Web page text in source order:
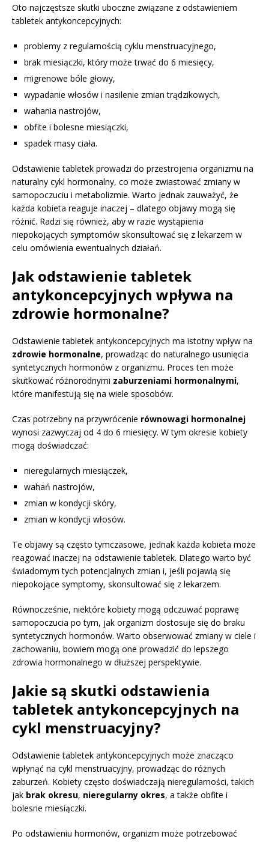
Oto najczęstsze skutki uboczne związane z odstawieniem
tabletek antykoncepcyjnych:
problemy z regularnością cyklu menstruacyjnego,
brak miesiączki, który może trwać do 6 miesięcy,
migrenowe bóle głowy,
wypadanie włosów i nasilenie zmian trądzikowych,
wahania nastrojów,
obfite i bolesne miesiączki,
spadek masy ciała.
Odstawienie tabletek prowadzi do przestrojenia organizmu na
naturalny cykl hormonalny, co może zwiastować zmiany w
samopoczuciu i metabolizmie. Warto jednak zauważyć, że
każda kobieta reaguje inaczej – dlatego objawy mogą się
różnić. Radzi się również, aby w razie wystąpienia
niepokojących symptomów skonsultować się z lekarzem w
celu omówienia ewentualnych działań.
Jak odstawienie tabletek
antykoncepcyjnych wpływa na
zdrowie hormonalne?
Odstawienie tabletek antykoncepcyjnych ma istotny wpływ na
zdrowie hormonalne, prowadząc do naturalnego usunięcia
syntetycznych hormonów z organizmu. Proces ten może
skutkować różnorodnymi zaburzeniami hormonalnymi,
które manifestują się na wiele sposobów.
Czas potrzebny na przywrócenie równowagi hormonalnej
wynosi zazwyczaj od 4 do 6 miesięcy. W tym okresie kobiety
mogą doświadczać:
nieregularnych miesiączek,
wahań nastrojów,
zmian w kondycji skóry,
zmian w kondycji włosów.
Te objawy są często tymczasowe, jednak każda kobieta może
reagować inaczej na odstawienie tabletek. Dlatego warto być
świadomym tych potencjalnych zmian i, jeśli pojawią się
niepokojące symptomy, skonsultować się z lekarzem.
Równocześnie, niektóre kobiety mogą odczuwać poprawę
samopoczucia po tym, jak organizm dostosuje się do braku
syntetycznych hormonów. Warto obserwować zmiany w ciele i
zachowaniu, bowiem mogą one prowadzić do lepszego
zdrowia hormonalnego w dłuższej perspektywie.
Jakie są skutki odstawienia
tabletek antykoncepcyjnych na
cykl menstruacyjny?
Odstawienie tabletek antykoncepcyjnych może znacząco
wpłynąć na cykl menstruacyjny, prowadząc do różnych
zaburzeń. Kobiety często doświadczają nieregularności, takich
jak brak okresu, nieregularny okres, a także obfite i
bolesne miesiączki.
Po odstawieniu hormonów, organizm może potrzebować